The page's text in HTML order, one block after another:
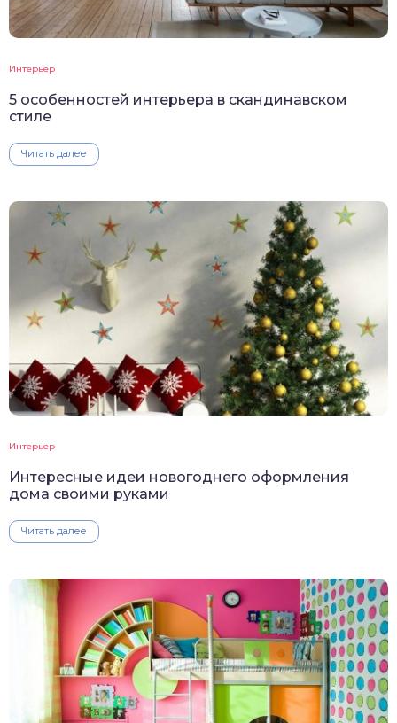
Интерьер
5 особенностей интерьера в скандинавском
стиле
Читать далее
Интерьер
Интересные идеи новогоднего оформления
дома своими руками
Читать далее